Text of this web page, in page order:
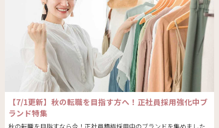
【7/1更新】秋の転職を目指す方へ！正社員採用強化中ブ
ランド特集